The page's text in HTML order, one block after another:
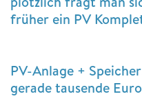
früher ein PV
PV-Anlage +
gerade tausende Euro